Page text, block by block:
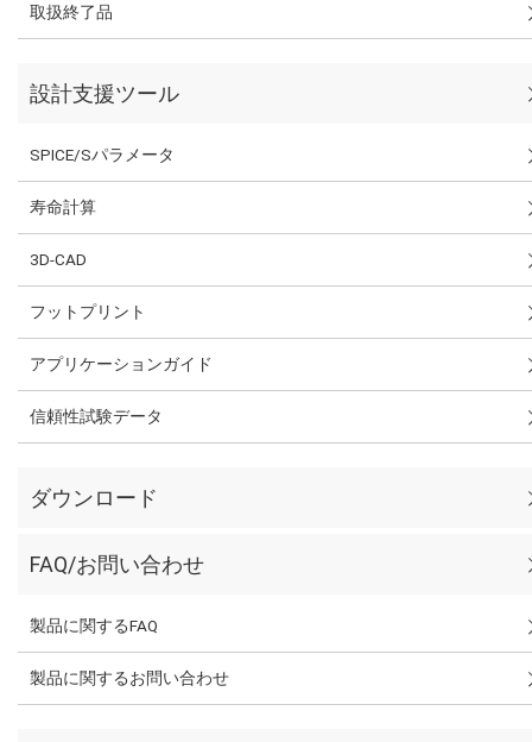
取扱終了品
設計支援ツール
SPICE/Sパラメータ
寿命計算
3D-CAD
フットプリント
アプリケーションガイド
信頼性試験データ
ダウンロード
FAQ/お問い合わせ
製品に関するFAQ
製品に関するお問い合わせ